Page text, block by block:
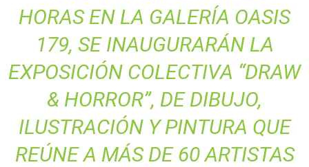
HORAS EN LA GALERÍA OASIS
179, SE INAUGURARÁN LA
EXPOSICIÓN COLECTIVA “DRAW
& HORROR”, DE DIBUJO,
ILUSTRACIÓN Y PINTURA QUE
REÚNE A MÁS DE 60 ARTISTAS